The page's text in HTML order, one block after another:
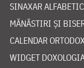
SINAXAR ALFABETIC
MĂNĂSTIRI ȘI
CALENDAR
WIDGET